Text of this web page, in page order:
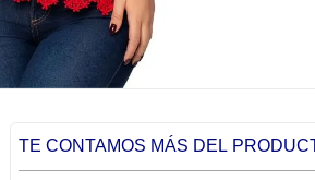
TE CONTAMOS MÁS DEL